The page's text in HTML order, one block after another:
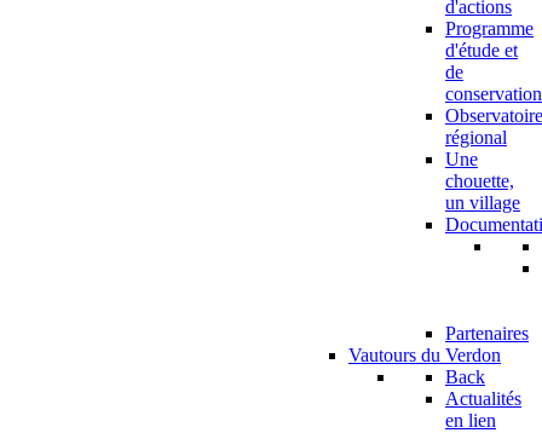
d'actions
Programme
d'étude et
de
conservation
Observatoire
régional
Une
chouette,
un village
Partenaires
Vautours du Verdon
Back
Actualités
en lien